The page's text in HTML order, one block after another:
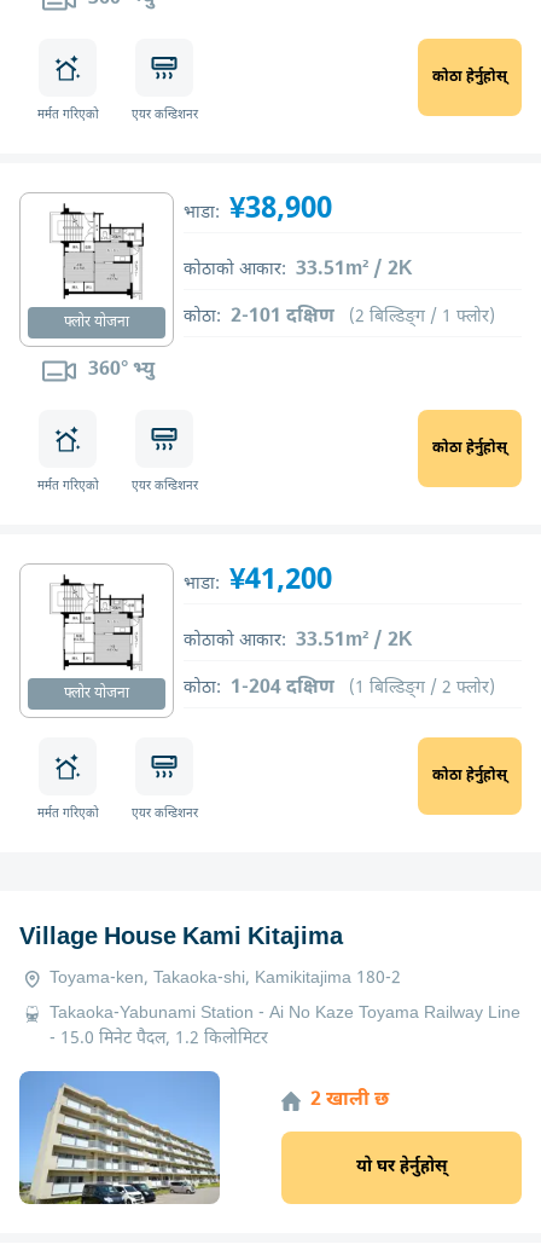
मर्मत गरिएको एयर कन्डिशनर
कोठा हेर्नुहोस्
फ्लोर योजना
360° भ्यु
भाडा: ¥38,900
कोठाको आकार: 33.51m² / 2K
कोठा: 2-101 दक्षिण (2 बिल्डिङ्ग / 1 फ्लोर)
मर्मत गरिएको एयर कन्डिशनर
कोठा हेर्नुहोस्
फ्लोर योजना
भाडा: ¥41,200
कोठाको आकार: 33.51m² / 2K
कोठा: 1-204 दक्षिण (1 बिल्डिङ्ग / 2 फ्लोर)
मर्मत गरिएको एयर कन्डिशनर
कोठा हेर्नुहोस्
Village House Kami Kitajima
Toyama-ken, Takaoka-shi, Kamikitajima 180-2
Takaoka-Yabunami Station - Ai No Kaze Toyama Railway Line
- 15.0 मिनेट पैदल, 1.2 किलोमिटर
2 खाली छ
यो घर हेर्नुहोस्